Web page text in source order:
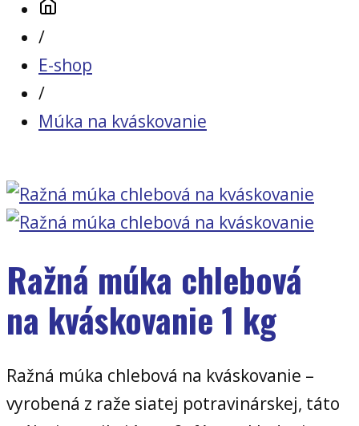
/
E-shop
/
Múka na kváskovanie
Ražná múka chlebová
na kváskovanie 1 kg
Ražná múka chlebová na kváskovanie –
vyrobená z raže siatej potravinárskej, táto